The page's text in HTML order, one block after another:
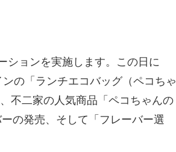
ションを実施します。この日に
の「ランチエコバッグ（ペコちゃ
不二家の人気商品「ペコちゃんの
の発売、そして「フレーバー選